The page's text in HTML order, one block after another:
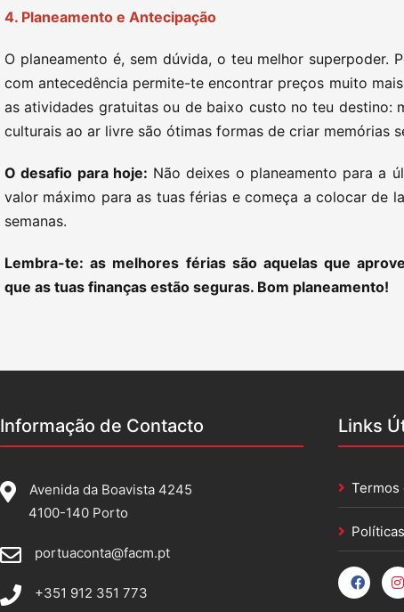
4. Planeamento e Antecipação
O planeamento é, sem dúvida, o teu melhor superpoder.
com antecedência permite-te encontrar preços muito
as atividades gratuitas ou de baixo custo no teu destino:
culturais ao ar livre são ótimas formas de criar memórias
O desafio para hoje: Não deixes o planeamento para a
valor máximo para as tuas férias e começa a colocar de
semanas.
Lembra-te: as melhores férias são aquelas que
que as tuas finanças estão seguras. Bom planeamento!
Informação de Contacto
Avenida da Boavista 4245
4100-140 Porto
portuaconta@facm.pt
+351 912 351 773
Links
Termos